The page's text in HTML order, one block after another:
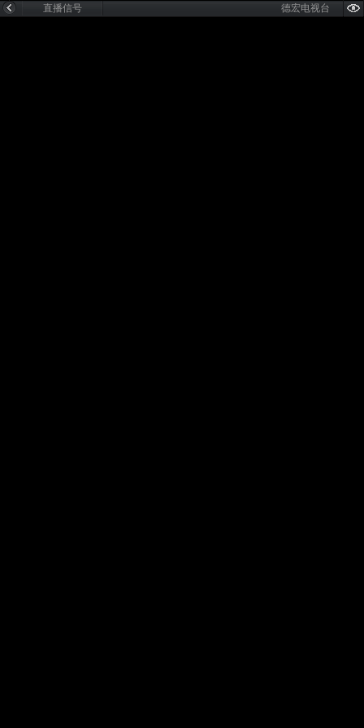
直播信号 德宏电视台